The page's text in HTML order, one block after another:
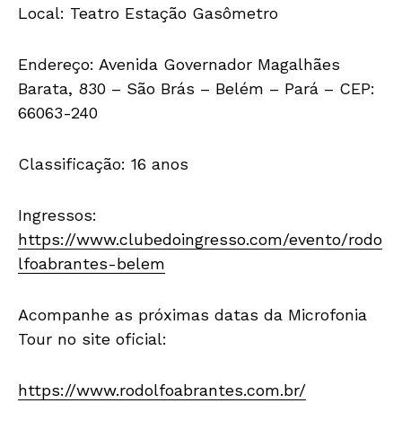
Local: Teatro Estação Gasômetro
Endereço: Avenida Governador Magalhães
Barata, 830 – São Brás – Belém – Pará – CEP:
66063-240
Classificação: 16 anos
Ingressos:
https://www.clubedoingresso.com/evento/rodo
lfoabrantes-belem
Acompanhe as próximas datas da Microfonia
Tour no site oficial:
https://www.rodolfoabrantes.com.br/